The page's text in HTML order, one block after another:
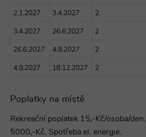
2.1.2027 3.4.2027 2
3.4.2027 26.6.2027 2
26.6.2027 4.9.2027 2
4.9.2027 18.12.2027 2
Poplatky na místě
Rekreační poplatek 15,-Kč/osoba/
5000,-Kč. Spotřeba el. energie.